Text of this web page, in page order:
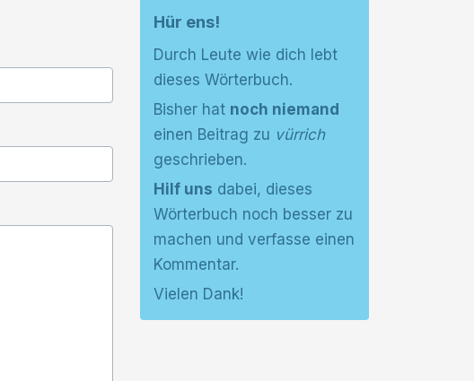
Hür ens!
Durch Leute wie dich lebt
dieses Wörterbuch.
Bisher hat noch niemand
einen Beitrag zu vürrich
geschrieben.
Hilf uns dabei, dieses
Wörterbuch noch besser zu
machen und verfasse einen
Kommentar.
Vielen Dank!